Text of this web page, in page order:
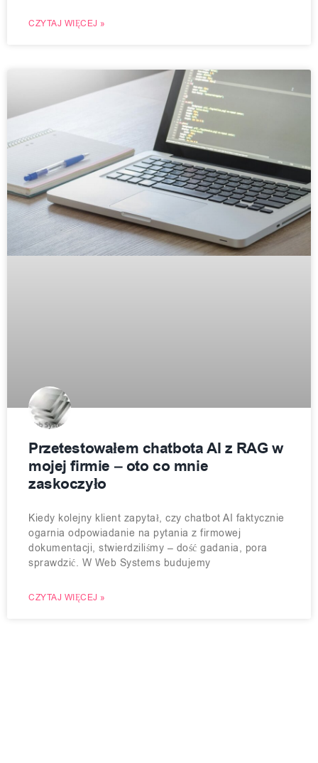
CZYTAJ WIĘCEJ »
Przetestowałem chatbota AI z RAG w
mojej firmie – oto co mnie
zaskoczyło
Kiedy kolejny klient zapytał, czy chatbot AI faktycznie
ogarnia odpowiadanie na pytania z firmowej
dokumentacji, stwierdziliśmy – dość gadania, pora
sprawdzić. W Web Systems budujemy
CZYTAJ WIĘCEJ »